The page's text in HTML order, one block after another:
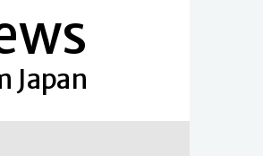
Français
Japan